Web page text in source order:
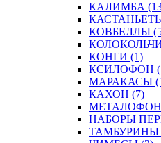
КАЛИМБА
КОВБЕЛЛЫ
КОНГИ (1)
КСИЛОФОН
МАРАКАСЫ
КАХОН (7)
НАБОРЫ
ТАМБУРИНЫ